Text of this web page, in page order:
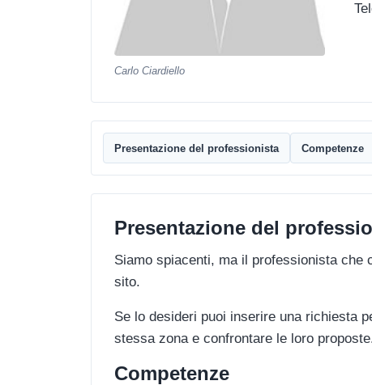
Carlo Ciardiello
Presentazione del professionista Competenze
Presentazione del
Siamo spiacenti, ma il professionista che
sito.
Se lo desideri puoi inserire una richiesta
stessa zona e confrontare le loro
Competenze